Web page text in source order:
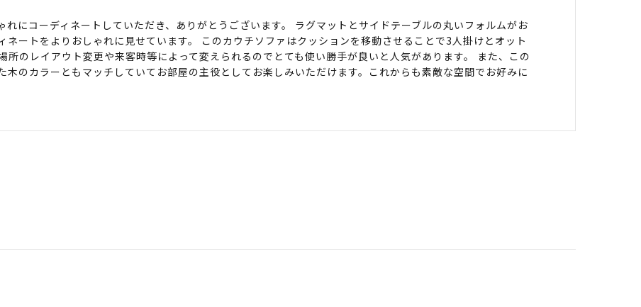
にコーディネートしていただき、ありがとうございます。 ラグマットとサイドテーブルの丸いフォルムがお
ネートをよりおしゃれに見せています。 このカウチソファはクッションを移動させることで3人掛けとオット
所のレイアウト変更や来客時等によって変えられるのでとても使い勝手が良いと人気があります。 また、この
木のカラーともマッチしていてお部屋の主役としてお楽しみいただけます。これからも素敵な空間でお好みに